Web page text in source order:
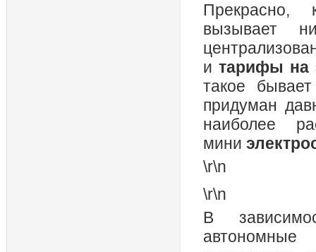
Прекрасно,
вызывает
и тарифы на
такое
придуман
наиболее
мини
\r\n
\r\n
В